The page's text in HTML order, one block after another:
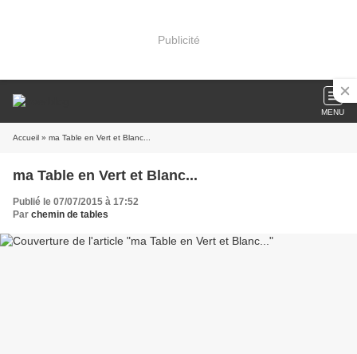
Publicité
MENU
Accueil » ma Table en Vert et Blanc...
ma Table en Vert et Blanc...
Publié le 07/07/2015 à 17:52
Par chemin de tables